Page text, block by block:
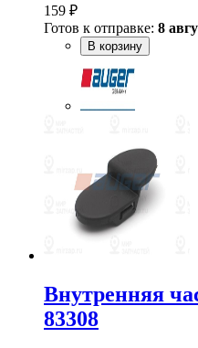
159 ₽
Готов к отправке: 8
В корзину
Внутренняя
83308